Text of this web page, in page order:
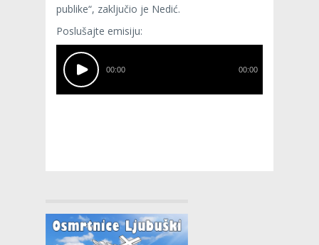
publike“, zaključio je Nedić.
Poslušajte emisiju:
00:00 00:00